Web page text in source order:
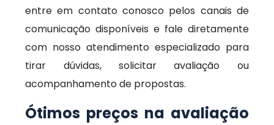
entre em contato conosco pelos canais de
comunicação disponíveis e fale diretamente
com nosso atendimento especializado para
tirar dúvidas, solicitar avaliação ou
acompanhamento de propostas.
Ótimos preços na avaliação